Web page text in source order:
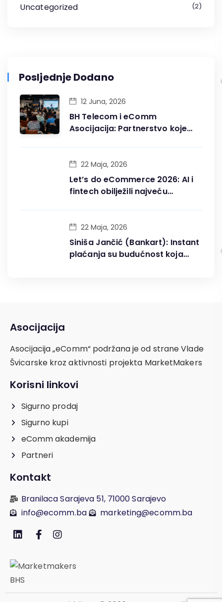
Uncategorized 2
Posljednje Dodano
BH Telecom i eComm
Asocijacija: Partnerstvo koje
12 Juna, 2026
Let’s do eCommerce 2026: AI i
fintech obilježili najveću
22 Maja, 2026
Siniša Jančić (Bankart): Instant
plaćanja su budućnost koja
22 Maja, 2026
Asocijacija
Asocijacija „eComm“ podržana je od strane Vlade
Švicarske kroz aktivnosti projekta MarketMakers
Korisni linkovi
Sigurno prodaj
Sigurno kupi
eComm akademija
Partneri
Kontakt
Branilaca Sarajeva 51, 71000 Sarajevo
info@ecomm.ba
marketing@ecomm.ba